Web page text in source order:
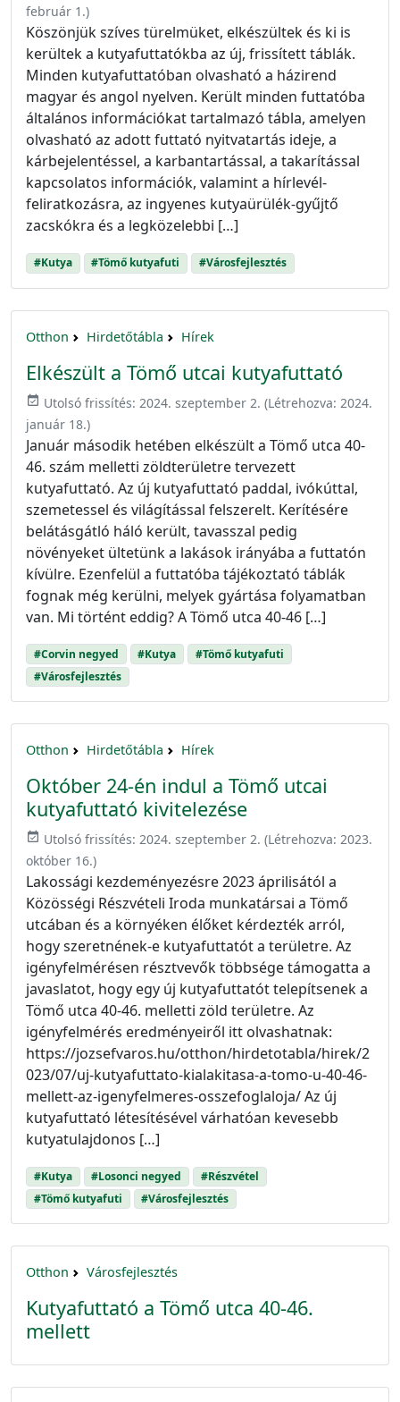
február 1.)
Köszönjük szíves türelmüket, elkészültek és ki is
kerültek a kutyafuttatókba az új, frissített táblák.
Minden kutyafuttatóban olvasható a házirend
magyar és angol nyelven. Került minden futtatóba
általános információkat tartalmazó tábla, amelyen
olvasható az adott futtató nyitvatartás ideje, a
kárbejelentéssel, a karbantartással, a takarítással
kapcsolatos információk, valamint a hírlevél-
feliratkozásra, az ingyenes kutyaürülék-gyűjtő
zacskókra és a legközelebbi […]
#Kutya #Tömő kutyafuti #Városfejlesztés
Otthon Hirdetőtábla Hírek
Elkészült a Tömő utcai kutyafuttató
event_available Utolsó frissítés: 2024. szeptember 2. (Létrehozva: 2024.
január 18.)
Január második hetében elkészült a Tömő utca 40-
46. szám melletti zöldterületre tervezett
kutyafuttató. Az új kutyafuttató paddal, ivókúttal,
szemetessel és világítással felszerelt. Kerítésére
belátásgátló háló került, tavasszal pedig
növényeket ültetünk a lakások irányába a futtatón
kívülre. Ezenfelül a futtatóba tájékoztató táblák
fognak még kerülni, melyek gyártása folyamatban
van. Mi történt eddig? A Tömő utca 40-46 […]
#Corvin negyed #Kutya
#Tömő kutyafuti
#Városfejlesztés
Otthon Hirdetőtábla Hírek
Október 24-én indul a Tömő utcai
kutyafuttató kivitelezése
event_available Utolsó frissítés: 2024. szeptember 2. (Létrehozva: 2023.
október 16.)
Lakossági kezdeményezésre 2023 áprilisától a
Közösségi Részvételi Iroda munkatársai a Tömő
utcában és a környéken élőket kérdezték arról,
hogy szeretnének-e kutyafuttatót a területre. Az
igényfelmérésen résztvevők többsége támogatta a
javaslatot, hogy egy új kutyafuttatót telepítsenek a
Tömő utca 40-46. melletti zöld területre. Az
igényfelmérés eredményeiről itt olvashatnak:
https://jozsefvaros.hu/otthon/hirdetotabla/hirek/2
023/07/uj-kutyafuttato-kialakitasa-a-tomo-u-40-46-
mellett-az-igenyfelmeres-osszefoglaloja/ Az új
kutyafuttató létesítésével várhatóan kevesebb
kutyatulajdonos […]
#Kutya #Losonci negyed
#Részvétel
#Tömő kutyafuti
#Városfejlesztés
Otthon Városfejlesztés
Kutyafuttató a Tömő utca 40-46.
mellett